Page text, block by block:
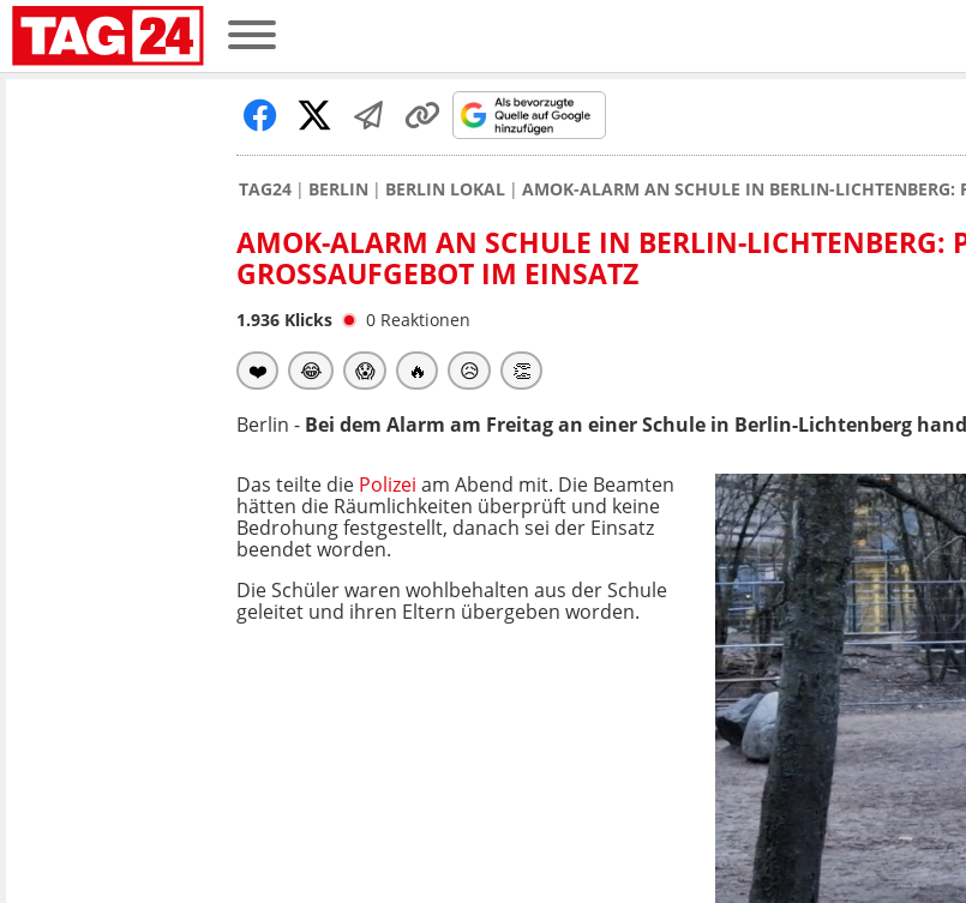
TAG24 BERLIN BERLIN LOKAL AMOK-ALARM AN SCHULE IN BERLIN-LICHTENBERG:
AMOK-ALARM AN SCHULE IN BERLIN-LICHTENBERG:
GROSSAUFGEBOT IM EINSATZ
1.936 Klicks 0 Reaktionen
❤️ 😂 😱 🔥 😥 👏
Berlin - Bei dem Alarm am Freitag an einer Schule in Berlin-Lichtenberg
Das teilte die Polizei am Abend mit. Die Beamten
hätten die Räumlichkeiten überprüft und keine
Bedrohung festgestellt, danach sei der Einsatz
beendet worden.
Die Schüler waren wohlbehalten aus der Schule
geleitet und ihren Eltern übergeben worden.